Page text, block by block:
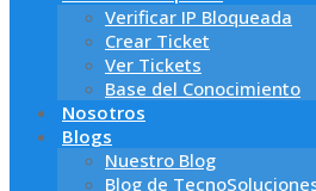
Verificar IP Bloqueada
Crear Ticket
Ver Tickets
Base del Conocimiento
Nosotros
Blogs
Nuestro Blog
Blog de